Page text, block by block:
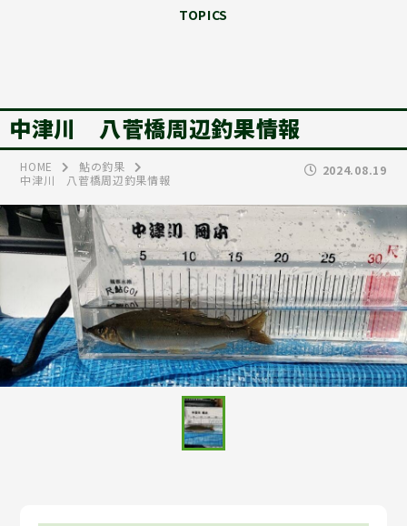
TOPICS
中津川 八菅橋周辺釣果情報
HOME
鮎の釣果
中津川 八菅橋周辺釣果情報
2024.08.19